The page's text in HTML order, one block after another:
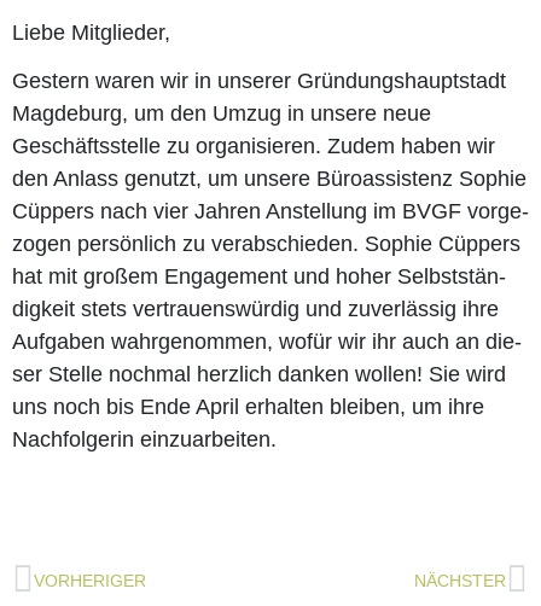
Lie­be Mitglieder,
Ges­tern waren wir in unse­rer Grün­dungs­haupt­stadt
Mag­de­burg, um den Umzug in unse­re neue
Geschäfts­stel­le zu orga­ni­sie­ren. Zudem haben wir
den Anlass genutzt, um unse­re Büro­as­sis­tenz Sophie
Cüp­pers nach vier Jah­ren Anstel­lung im BVGF vor­ge­
zo­gen per­sön­lich zu ver­ab­schie­den. Sophie Cüp­pers
hat mit gro­ßem Enga­ge­ment und hoher Selbst­stän­
dig­keit stets ver­trau­ens­wür­dig und zuver­läs­sig ihre
Auf­ga­ben wahr­ge­nom­men, wofür wir ihr auch an die­
ser Stel­le noch­mal herz­lich dan­ken wol­len! Sie wird
uns noch bis Ende April erhal­ten blei­ben, um ihre
Nach­fol­ge­rin einzuarbeiten.
Zurück
VORHERIGER NÄCHSTER